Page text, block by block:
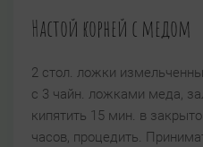
Настой корней с медом
2 стол. ложки
с 3 чайн. ложками меда,
кипятить 15 мин. в
часов, процедить.